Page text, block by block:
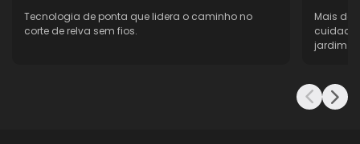
Tecnologia de ponta que lidera o caminho no
corte de relva sem fios.
Mais de
jardim